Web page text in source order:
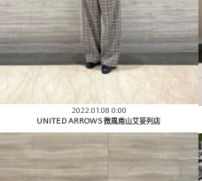
2022.01.08 0:00
UNITED ARROWS 微風南山艾妥列店